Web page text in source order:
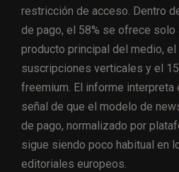
restricción de acceso. Dentro
de pago, el 58% se ofrece solo
producto principal del medio,
suscripciones verticales y el
freemium. El informe
señal de que el modelo de
de pago, normalizado por
sigue siendo poco habitual en
editoriales europeos.